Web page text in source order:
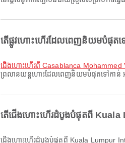
តើផ្លូវហោះហើរដែលពេញនិយមបំផុត
ជើងហោះហើរពី Casablanca
ព្រលានយន្តហោះដែលពេញនិយមបំផុតទៅកាន់ អ
តើជើងហោះហើរដំបូងបំផុតពី
ជើងហោះហើរដំបូងបំផុតពី Kuala Lumpur International Airport ទៅ អាកាសយ៉ូន សាប៊ីហា ហ្គោកហេន ជាមួយ AirAsiaX ចេញដំណើរនៅម៉ោង 09:35។ អ្នកអាចមើលកាលវិភាគនេះ និងប្រៀបធៀបជម្រើស